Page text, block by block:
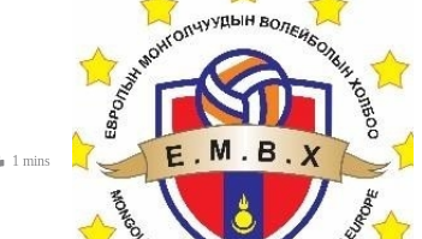
1 mins
КЛУБ, БАГУУД МЭДЭЭЛЭЛ, ЗАР
GENEVA WORLD CUP 2026 –
GENEVA, SWITZERLAND
3 Jahren ago